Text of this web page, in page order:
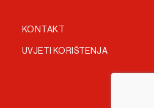
KONTAKT
UVJETI KORIŠTENJA